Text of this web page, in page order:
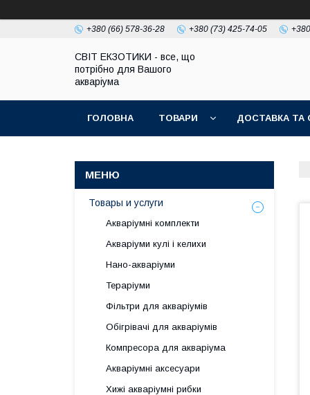
+380 (66) 578-36-28 +380 (73) 425-74-05
СВІТ ЕКЗОТИКИ - все, що
потрібно для Вашого
акваріума
ГОЛОВНА ТОВАРИ ДОСТАВКА ТА
Товары и услуги
Акваріумні комплекти
Акваріуми кулі і келихи
Нано-акваріуми
Тераріуми
Фільтри для акваріумів
Обігрівачі для акваріумів
Компресора для акваріума
Акваріумні аксесуари
Хижі акваріумні рибки